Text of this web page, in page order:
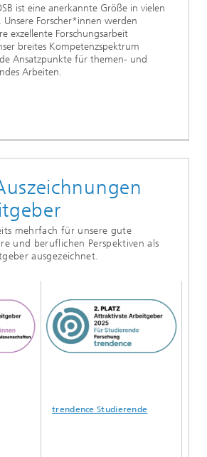
ist eine anerkannte Größe in vielen
Unsere Forscher*innen werden
exzellente Forschungsarbeit
breites Kompetenzspektrum
Ansatzpunkte für themen- und
Arbeiten.
mehrfach für unsere gute
und beruflichen Perspektiven als
ausgezeichnet.
trendence Studierende